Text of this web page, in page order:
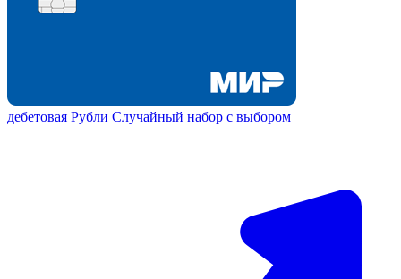
дебетовая Рубли Случайный набор с выбором